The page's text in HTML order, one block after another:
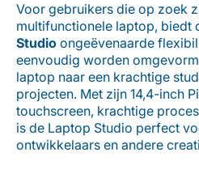
Voor gebruikers die op zoek
multifunctionele laptop, biedt
Studio ongeëvenaarde
eenvoudig worden
laptop naar een krachtige
projecten. Met zijn 14,4-inch
touchscreen, krachtige
is de Laptop Studio perfect
ontwikkelaars en andere